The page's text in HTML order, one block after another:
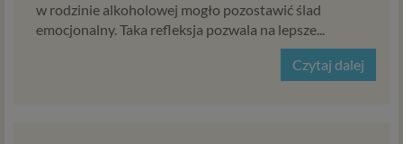
w rodzinie alkoholowej mogło pozostawić ślad
emocjonalny. Taka refleksja pozwala na lepsze...
Czytaj dalej
danych, wyrażenia sprzeciwu wobec przetwarzani
danych oraz prawo do wniesienia skargi do organu
nadzorczego – GIODO. Uprawnienia powyższe
przysługują także w przypadku prawidłowego